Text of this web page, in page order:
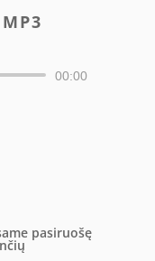
00:00
pasiruošę